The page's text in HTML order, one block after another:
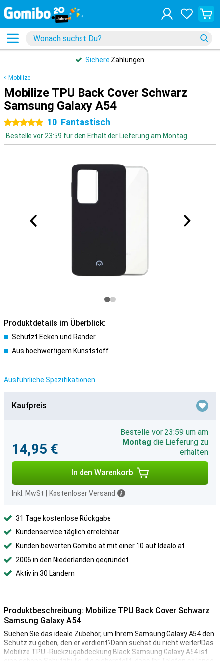
Sichere Zahlungen
Mobilize
Mobilize TPU Back Cover Schwarz
Samsung Galaxy A54
5 Sterne10 Fantastisch
Bestelle vor 23:59 für den Erhalt der Lieferung am Montag
Produktdetails im Überblick:
Schützt Ecken und Ränder
Aus hochwertigem Kunststoff
Ausführliche Spezifikationen
Kaufpreis
14,95 €
Bestelle vor 23:59 um am
Montag die Lieferung zu
erhalten
In den Warenkorb
Inkl. MwSt Kostenloser Versand
31 Tage kostenlose Rückgabe
Kundenservice täglich erreichbar
Kunden bewerten Gomibo.at mit einer 10 auf Idealo.at
2006 in den Niederlanden gegründet
Aktiv in 30 Ländern
Produktbeschreibung: Mobilize TPU Back Cover Schwarz
Samsung Galaxy A54
Suchen Sie das ideale Zubehör, um Ihrem Samsung Galaxy A54 den
Schutz zu geben, den er verdient?Dann suchst du nicht weiter!Das
Mobilize TPU -Rückzugabdeckung Black Samsung Galaxy A54 ist